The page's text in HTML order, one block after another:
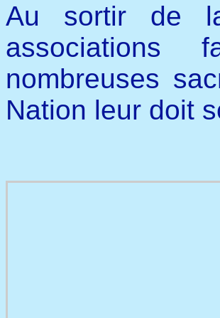
Au sortir de
associations
nombreuses
Nation leur doit